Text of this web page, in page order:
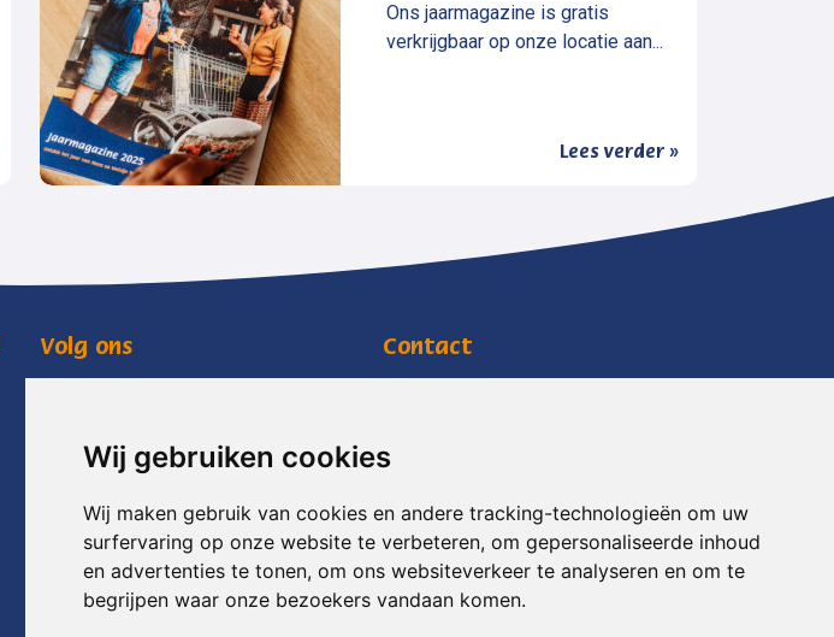
Wij gebruiken cookies
Wij maken gebruik van cookies en andere tracking-technologieën om uw
surfervaring op onze website te verbeteren, om gepersonaliseerde inhoud
en advertenties te tonen, om ons websiteverkeer te analyseren en om te
begrijpen waar onze bezoekers vandaan komen.
Ons jaarmagazine is gratis
verkrijgbaar op onze locatie aan...
Lees verder »
Volg ons Contact
RSIN 818703088
KVK 08169738